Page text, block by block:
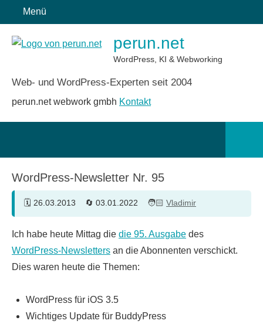
Inhalt
springen
Menü
perun.net
WordPress, KI & Webworking
Web- und WordPress-Experten seit 2004
perun.net webwork gmbh Kontakt
WordPress-Newsletter Nr. 95
26.03.2013 03.01.2022 Vladimir
Ich habe heute Mittag die die 95. Ausgabe des
WordPress-Newsletters an die Abonnenten verschickt.
Dies waren heute die Themen:
WordPress für iOS 3.5
Wichtiges Update für BuddyPress